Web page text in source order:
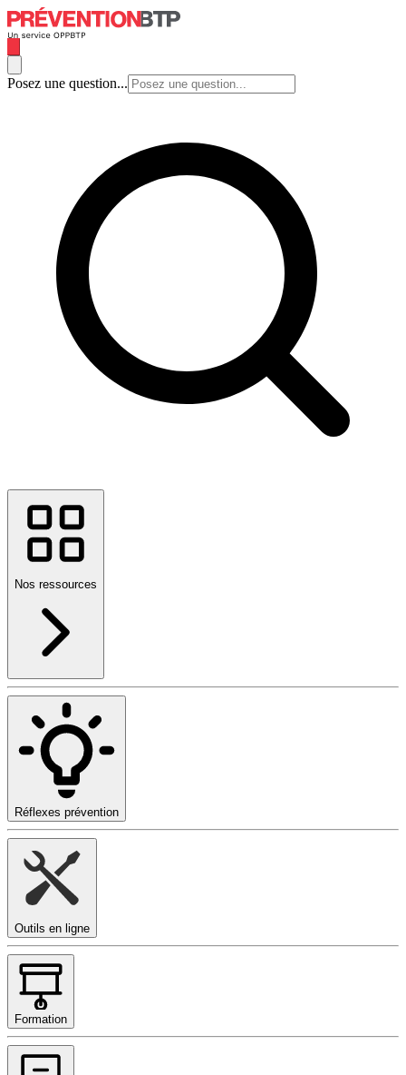
Posez une question...
Nos ressources
Réflexes prévention
Outils en ligne
Formation